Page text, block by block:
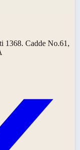
1368. Cadde No.61,